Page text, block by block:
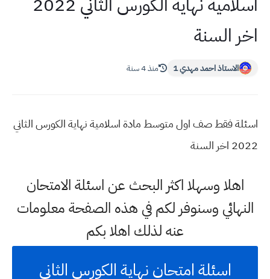
اخر السنة
الاستاذ احمد مهدي 1 منذ 4 سنة
اسئلة فقط صف اول متوسط مادة اسلامية نهاية الكورس الثاني
2022 اخر السنة
اهلا وسهلا اكثر البحث عن اسئلة الامتحان
النهائي وسنوفر لكم في هذه الصفحة معلومات
عنه لذلك اهلا بكم
اسئلة امتحان نهاية الكورس الثاني